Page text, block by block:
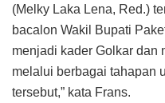
(Melky Laka Lena, Red.)
bacalon Wakil Bupati
menjadi kader Golkar dan
melalui berbagai tahapan
tersebut,” kata Frans.